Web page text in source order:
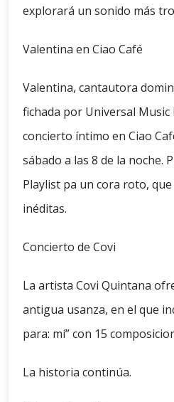
explorará un sonido más
Valentina en Ciao Café
Valentina, cantautora
fichada por Universal
concierto íntimo en Ciao
sábado a las 8 de la noche.
Playlist pa un cora roto,
inéditas.
Concierto de Covi
La artista Covi Quintana
antigua usanza, en el que
para: mí” con 15
La historia continúa.